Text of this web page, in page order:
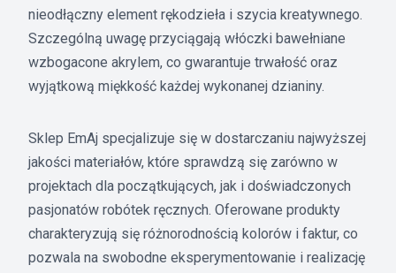
nieodłączny element rękodzieła i szycia kreatywnego.
Szczególną uwagę przyciągają włóczki bawełniane
wzbogacone akrylem, co gwarantuje trwałość oraz
wyjątkową miękkość każdej wykonanej dzianiny.
Sklep EmAj specjalizuje się w dostarczaniu najwyższej
jakości materiałów, które sprawdzą się zarówno w
projektach dla początkujących, jak i doświadczonych
pasjonatów robótek ręcznych. Oferowane produkty
charakteryzują się różnorodnością kolorów i faktur, co
pozwala na swobodne eksperymentowanie i realizację